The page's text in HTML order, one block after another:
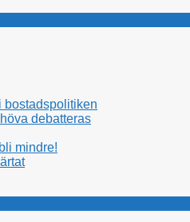
bostadspolitiken
debatteras
mindre!